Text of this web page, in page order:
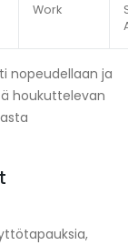
Work
nopeudellaan ja
houkuttelevan